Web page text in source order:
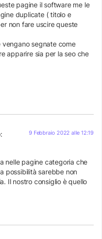
pagine il software me le
duplicate ( titolo e
non fare uscire queste
segnate come
apparire sia per la seo che
9 Febbraio 2022 alle 12:19
nelle pagine categoria che
possibilità sarebbe non
Il nostro consiglio è quello